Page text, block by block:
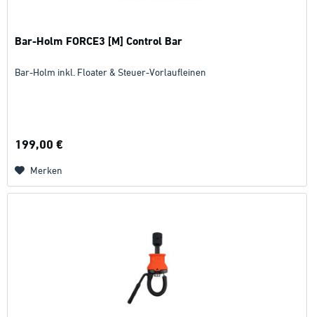
Bar-Holm FORCE3 [M] Control Bar
Bar-Holm inkl. Floater & Steuer-Vorlaufleinen
199,00 €
Merken